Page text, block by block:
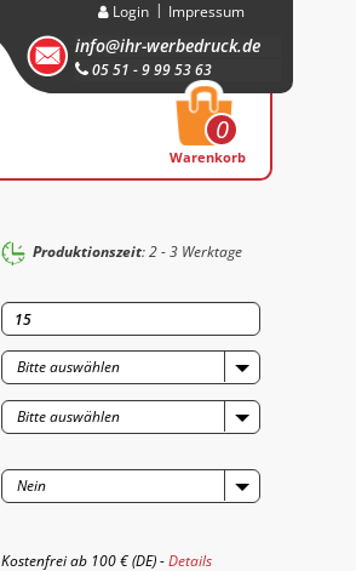
Login Impressum
info@ihr-werbedruck.de
05 51 - 9 99 53 63
0
Warenkorb
Produktionszeit: 2 - 3 Werktage
Bitte auswählen
Bitte auswählen
Nein
Kostenfrei ab 100 € (DE) -Details